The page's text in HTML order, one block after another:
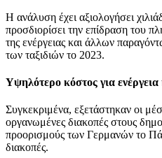
Η ανάλυση έχει αξιολογήσει
προσδιορίσει την επίδραση του
της ενέργειας και άλλων
των ταξιδιών το 2023.
Υψηλότερο κόστος για
Συγκεκριμένα, εξετάστηκαν οι
οργανωμένες διακοπές στους
προορισμούς των Γερμανών το
διακοπές.